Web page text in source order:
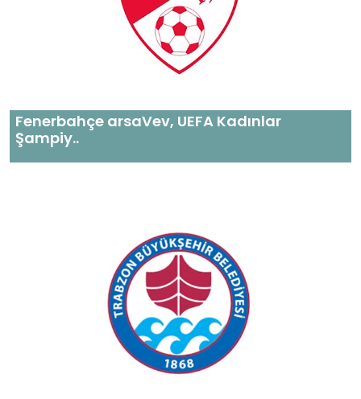
Fenerbahçe arsaVev, UEFA Kadınlar
Şampiy..